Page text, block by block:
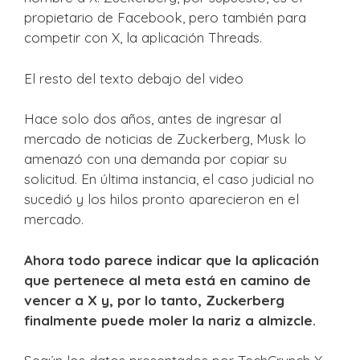
propietario de Facebook, pero también para
competir con X, la aplicación Threads.
El resto del texto debajo del video
Hace solo dos años, antes de ingresar al
mercado de noticias de Zuckerberg, Musk lo
amenazó con una demanda por copiar su
solicitud. En última instancia, el caso judicial no
sucedió y los hilos pronto aparecieron en el
mercado.
Ahora todo parece indicar que la aplicación
que pertenece al meta está en camino de
vencer a X y, por lo tanto, Zuckerberg
finalmente puede moler la nariz a almizcle.